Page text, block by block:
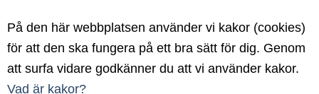
På den här webbplatsen använder vi kakor (cookies)
för att den ska fungera på ett bra sätt för dig. Genom
att surfa vidare godkänner du att vi använder kakor.
Vad är kakor?